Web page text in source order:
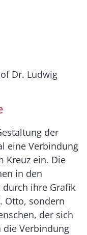
Dr. Ludwig
der
eine Verbindung
Kreuz ein. Die
in den
ihre Grafik
Otto, sondern
der sich
die Verbindung